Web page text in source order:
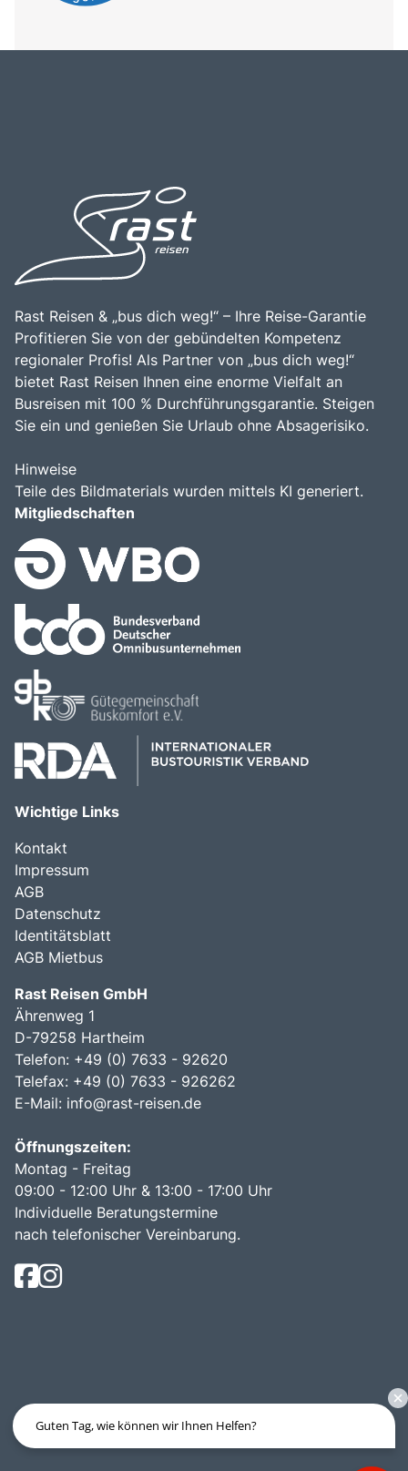
Rast Reisen & „bus dich weg!“ – Ihre Reise-Garantie
Profitieren Sie von der gebündelten Kompetenz
regionaler Profis! Als Partner von „bus dich weg!“
bietet Rast Reisen Ihnen eine enorme Vielfalt an
Busreisen mit 100 % Durchführungsgarantie. Steigen
Sie ein und genießen Sie Urlaub ohne Absagerisiko.
Hinweise
Teile des Bildmaterials wurden mittels KI generiert.
Mitgliedschaften
Wichtige Links
Kontakt
Impressum
AGB
Datenschutz
Identitätsblatt
AGB Mietbus
Rast Reisen GmbH
Ährenweg 1
D-79258 Hartheim
Telefon: +49 (0) 7633 - 92620
Telefax: +49 (0) 7633 - 926262
E-Mail: info@rast-reisen.de
Öffnungszeiten:
Montag - Freitag
09:00 - 12:00 Uhr & 13:00 - 17:00 Uhr
Individuelle Beratungstermine
nach telefonischer Vereinbarung.
Guten Tag, wie können wir Ihnen Helfen?